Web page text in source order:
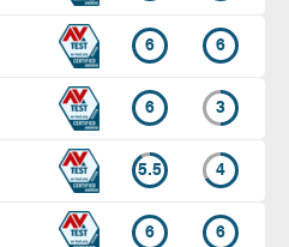
6 6
6 3
5.5 4
6 6